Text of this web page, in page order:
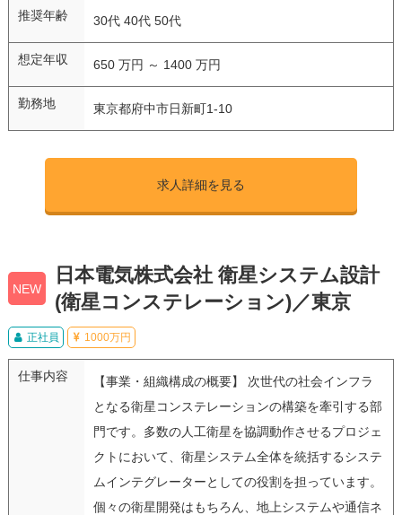
推奨年齢 30代 40代 50代
想定年収 650 万円 ～ 1400 万円
勤務地 東京都府中市日新町1-10
求人詳細を見る
NEW
日本電気株式会社 衛星システム設計
(衛星コンステレーション)／東京
正社員 1000万円
仕事内容
【事業・組織構成の概要】 次世代の社会インフラ
となる衛星コンステレーションの構築を牽引する部
門です。多数の人工衛星を協調動作させるプロジェ
クトにおいて、衛星システム全体を統括するシステ
ムインテグレーターとしての役割を担っています。
個々の衛星開発はもちろん、地上システムや通信ネ